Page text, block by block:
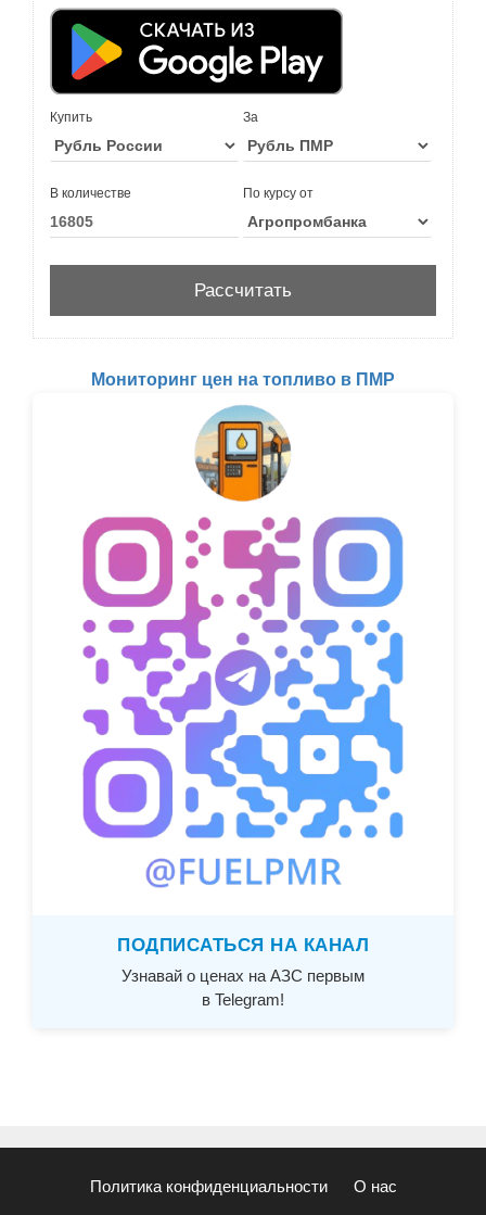
Купить За
В количестве По курсу от
Мониторинг цен на топливо в ПМР
ПОДПИСАТЬСЯ НА КАНАЛ
Узнавай о ценах на АЗС первым
в Telegram!
Политика конфиденциальности О нас